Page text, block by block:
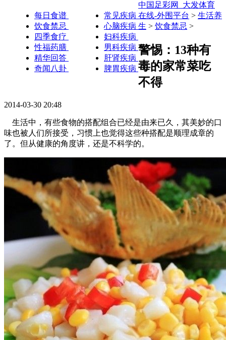
每日食谱
饮食禁忌
四季食疗
性福药膳
精华回答
奇闻八卦
常见疾病
心脑疾病
妇科疾病
男科疾病
肝肾疾病
脾胃疾病
中国足彩网_大发体育
在线-外围平台 > 生活养
生 > 饮食禁忌 >
警惕：13种有
毒的家常菜吃
不得
2014-03-30 20:48
生活中，有些食物的搭配组合已经是由来已久，其美妙的口
味也被人们所接受，习惯上也觉得这些种搭配是顺理成章的
了。但从健康的角度讲，还是不科学的。